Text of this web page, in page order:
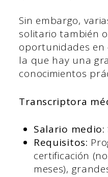
Sin embargo,
solitario también
oportunidades
la que hay una
conocimientos
Transcriptora
Salario medio:
Requisitos:
certificación
meses),